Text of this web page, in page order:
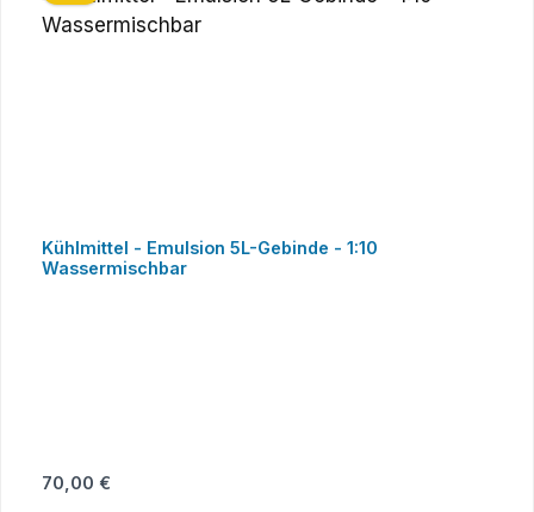
Kühlmittel - Emulsion 5L-Gebinde - 1:10
Wassermischbar
Regulärer Preis:
70,00 €